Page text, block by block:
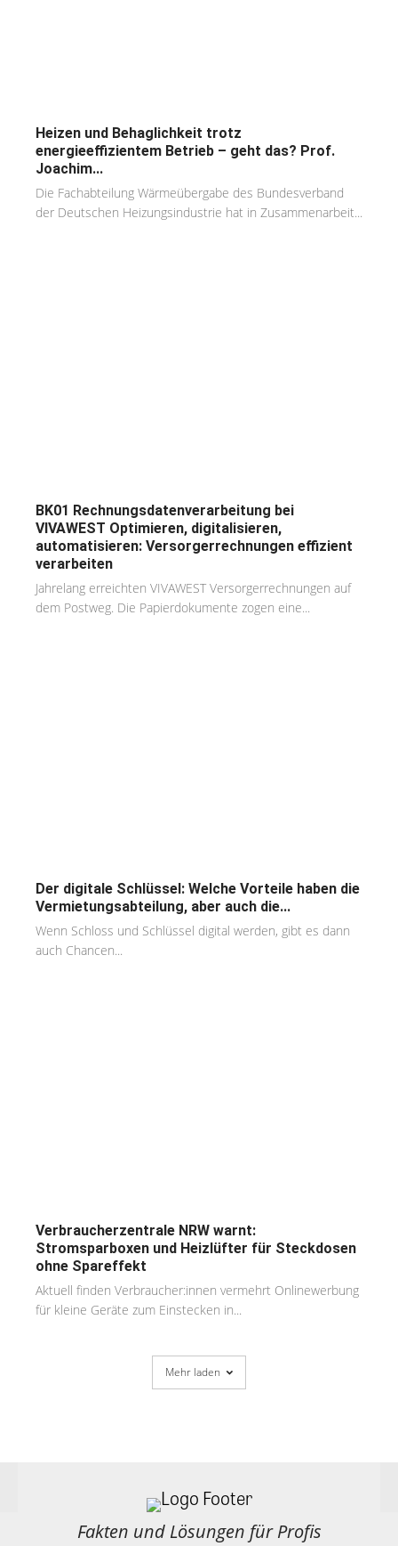
Heizen und Behaglichkeit trotz
energieeffizientem Betrieb – geht das? Prof.
Joachim...
Die Fachabteilung Wärmeübergabe des Bundesverband
der Deutschen Heizungsindustrie hat in Zusammenarbeit...
BK01 Rechnungsdatenverarbeitung bei
VIVAWEST Optimieren, digitalisieren,
automatisieren: Versorgerrechnungen effizient
verarbeiten
Jahrelang erreichten VIVAWEST Versorgerrechnungen auf
dem Postweg. Die Papierdokumente zogen eine...
Der digitale Schlüssel: Welche Vorteile haben die
Vermietungsabteilung, aber auch die...
Wenn Schloss und Schlüssel digital werden, gibt es dann
auch Chancen...
Verbraucherzentrale NRW warnt:
Stromsparboxen und Heizlüfter für Steckdosen
ohne Spareffekt
Aktuell finden Verbraucher:innen vermehrt Onlinewerbung
für kleine Geräte zum Einstecken in...
Mehr laden
Fakten und Lösungen für Profis